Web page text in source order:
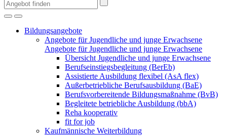
Bildungsangebote
Angebote für Jugendliche und junge Erwachsene
Angebote für Jugendliche und junge Erwachsene
Übersicht Jugendliche und junge Erwachsene
Berufseinstiegsbegleitung (BerEb)
Assistierte Ausbildung flexibel (AsA flex)
Außerbetriebliche Berufsausbildung (BaE)
Berufsvorbereitende Bildungsmaßnahme (BvB)
Begleitete betriebliche Ausbildung (bbA)
Reha kooperativ
fit for job
Kaufmännische Weiterbildung